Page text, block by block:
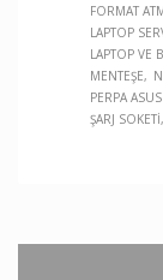
FORMAT
LAPTOP
LAPTOP VE
MENTEŞE
PERPA
ŞARJ SOKETI